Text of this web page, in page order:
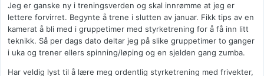
Jeg er ganske ny i treningsverden og skal innrømme at jeg er
lettere forvirret. Begynte å trene i slutten av januar. Fikk tips av en
kamerat å bli med i gruppetimer med styrketrening for å få inn litt
teknikk. Så per dags dato deltar jeg på slike gruppetimer to ganger
i uka og trener ellers spinning/løping og en sjelden gang zumba.
Har veldig lyst til å lære meg ordentlig styrketrening med frivekter,